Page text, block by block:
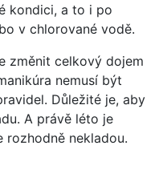
kondici, a to i po
v chlorované vodě.
změnit celkový dojem
nemusí být
Důležité je, aby
A právě léto je
nekladou.